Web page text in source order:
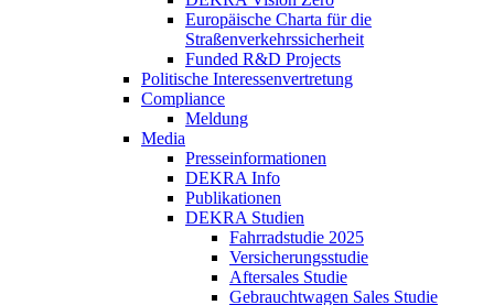
Europäische Charta für die
Straßenverkehrssicherheit
Funded R&D Projects
Politische Interessenvertretung
Compliance
Meldung
Media
Presseinformationen
DEKRA Info
Publikationen
DEKRA Studien
Fahrradstudie 2025
Versicherungsstudie
Aftersales Studie
Gebrauchtwagen Sales Studie